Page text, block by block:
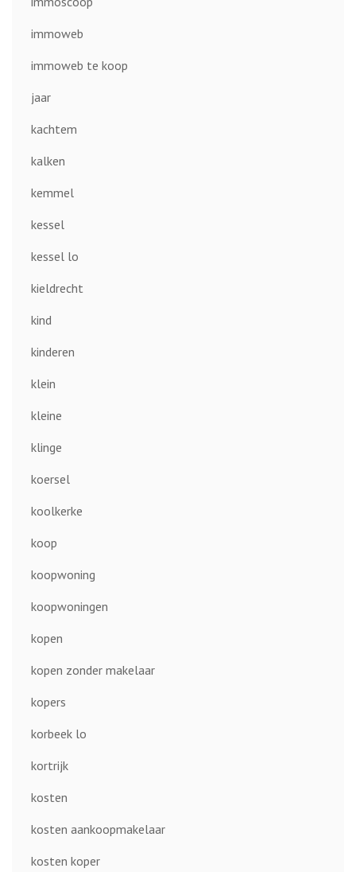
immoweb
immoweb te koop
jaar
kachtem
kalken
kemmel
kessel
kessel lo
kieldrecht
kind
kinderen
klein
kleine
klinge
koersel
koolkerke
koop
koopwoning
koopwoningen
kopen
kopen zonder makelaar
kopers
korbeek lo
kortrijk
kosten
kosten aankoopmakelaar
kosten koper